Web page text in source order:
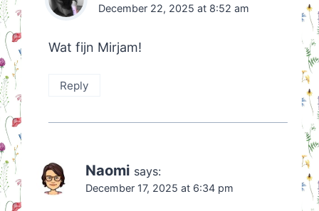
December 22, 2025 at 8:52 am
Wat fijn Mirjam!
Reply
Naomi says:
December 17, 2025 at 6:34 pm